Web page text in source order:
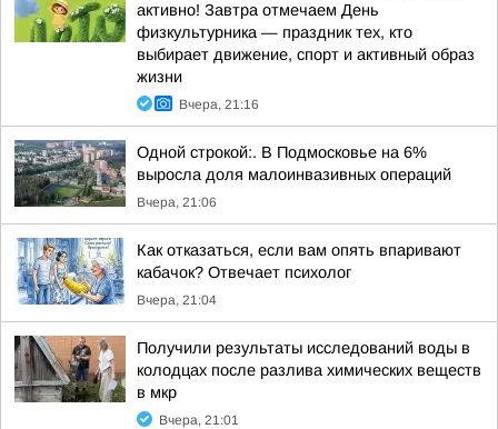
активно! Завтра отмечаем День
физкультурника — праздник тех, кто
выбирает движение, спорт и активный образ
жизни
Вчера, 21:16
Одной строкой:. В Подмосковье на 6%
выросла доля малоинвазивных операций
Вчера, 21:06
Как отказаться, если вам опять впаривают
кабачок? Отвечает психолог
Вчера, 21:04
Получили результаты исследований воды в
колодцах после разлива химических веществ
в мкр
Вчера, 21:01